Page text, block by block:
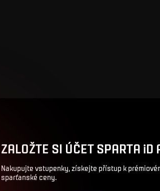
ZALOŽTE SI ÚČET SPARTA iD
Nakupujte vstupenky, získejte přístup k
sparťanské ceny.